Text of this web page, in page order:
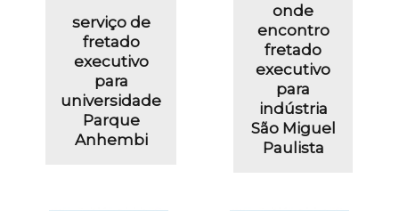
serviço de
fretado
executivo
para
universidade
Parque
Anhembi
onde
encontro
fretado
executivo
para
indústria
São Miguel
Paulista